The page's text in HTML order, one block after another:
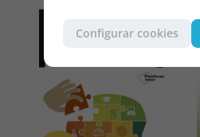
Configurar cookies